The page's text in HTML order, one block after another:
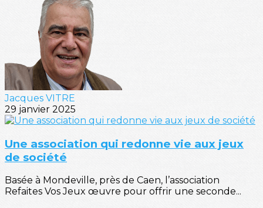
Jacques VITRE
29 janvier 2025
Une association qui redonne vie aux jeux
de société
Basée à Mondeville, près de Caen, l’association
Refaites Vos Jeux œuvre pour offrir une seconde...